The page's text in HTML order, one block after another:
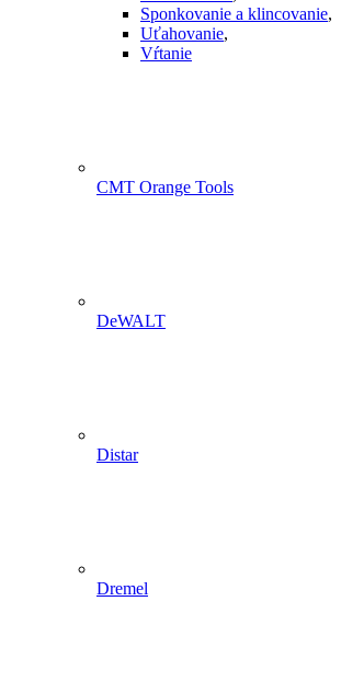
Sponkovanie a klincovanie,
Uťahovanie,
Vŕtanie
CMT Orange Tools
DeWALT
Distar
Dremel